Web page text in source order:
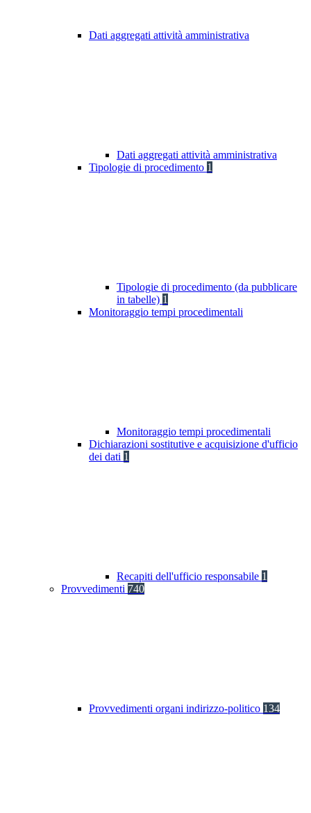
Dati aggregati attività amministrativa
Dati aggregati attività amministrativa
Tipologie di procedimento 1
Tipologie di procedimento (da pubblicare
in tabelle) 1
Monitoraggio tempi procedimentali
Monitoraggio tempi procedimentali
Dichiarazioni sostitutive e acquisizione d'ufficio
dei dati 1
Recapiti dell'ufficio responsabile 1
Provvedimenti 740
Provvedimenti organi indirizzo-politico 134